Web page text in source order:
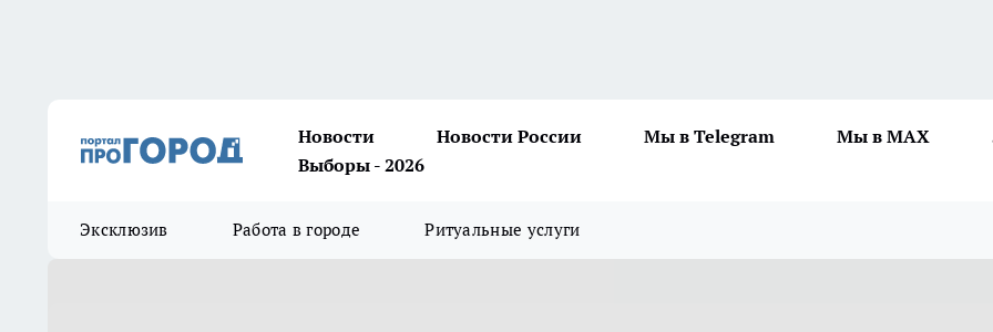
Новости Новости России Мы в Telegram Мы в MAX
Выборы - 2026
Эксклюзив Работа в городе Ритуальные услуги